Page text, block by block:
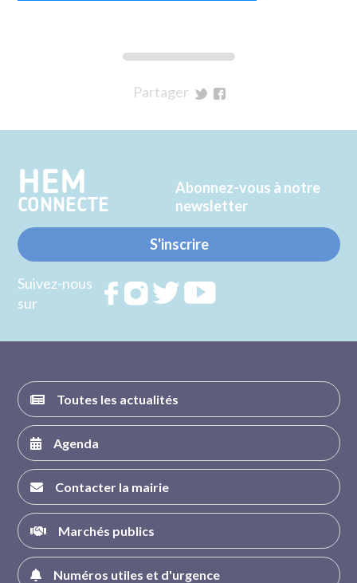
Partager
Twitter
Facebook
HEM
CONNECTE
Abonnez-vous à notre
newsletter
S'inscrire
Suivez-nous
sur
RejoignezRejoignezRejoignez
Toutes les actualités
Agenda
Contacter la mairie
Marchés publics
Numéros utiles et d'urgence